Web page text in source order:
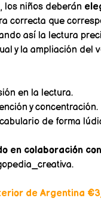
los niños deberán
correcta que
así la lectura
y la ampliación del
en la lectura.
y concentración.
de forma
en colaboración
de Argentina